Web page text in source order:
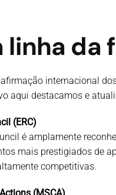
linha
internacional
aqui destacamos e
(ERC)
é amplamente
mais prestigiados de
competitivas.